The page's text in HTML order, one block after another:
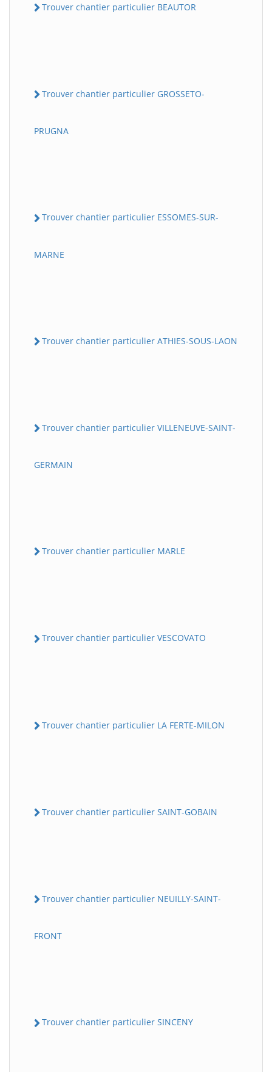
Trouver chantier particulier BEAUTOR
Trouver chantier particulier GROSSETO-
PRUGNA
Trouver chantier particulier ESSOMES-SUR-
MARNE
Trouver chantier particulier ATHIES-SOUS-LAON
Trouver chantier particulier VILLENEUVE-SAINT-
GERMAIN
Trouver chantier particulier MARLE
Trouver chantier particulier VESCOVATO
Trouver chantier particulier LA FERTE-MILON
Trouver chantier particulier SAINT-GOBAIN
Trouver chantier particulier NEUILLY-SAINT-
FRONT
Trouver chantier particulier SINCENY